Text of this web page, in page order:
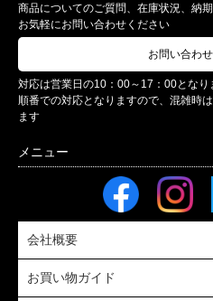
商品についてのご質問、在庫状況、納
お気軽にお問い合わせください
お問い合わ
対応は営業日の10：00～17：00となり
順番での対応となりますので、混雑時
ます
会社概要
お買い物ガイド